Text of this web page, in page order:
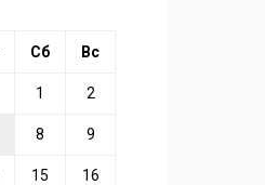
Сб Вс
1 2
8 9
15 16